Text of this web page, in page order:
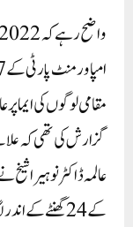
مقامی لوگوں کی ایما
گزارش کی تھی کہ
عالمہ ڈاکٹر نوہیرا
کے 24 گھنٹے کے